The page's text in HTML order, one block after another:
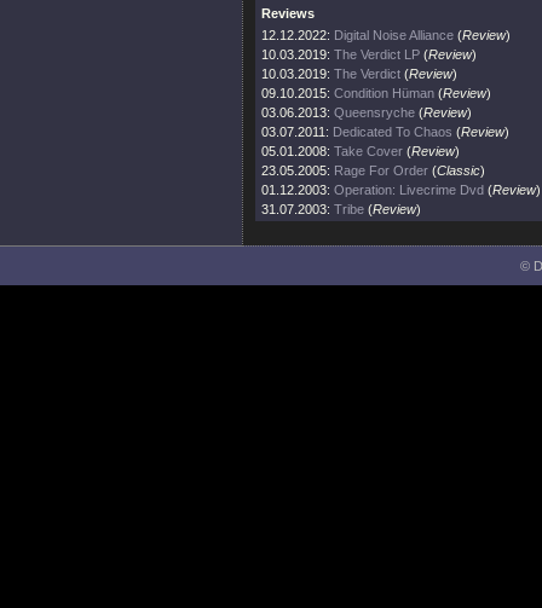
Reviews
12.12.2022: Digital Noise Alliance (Review)
10.03.2019: The Verdict LP (Review)
10.03.2019: The Verdict (Review)
09.10.2015: Condition Hüman (Review)
03.06.2013: Queensryche (Review)
03.07.2011: Dedicated To Chaos (Review)
05.01.2008: Take Cover (Review)
23.05.2005: Rage For Order (Classic)
01.12.2003: Operation: Livecrime Dvd (Review)
31.07.2003: Tribe (Review)
©